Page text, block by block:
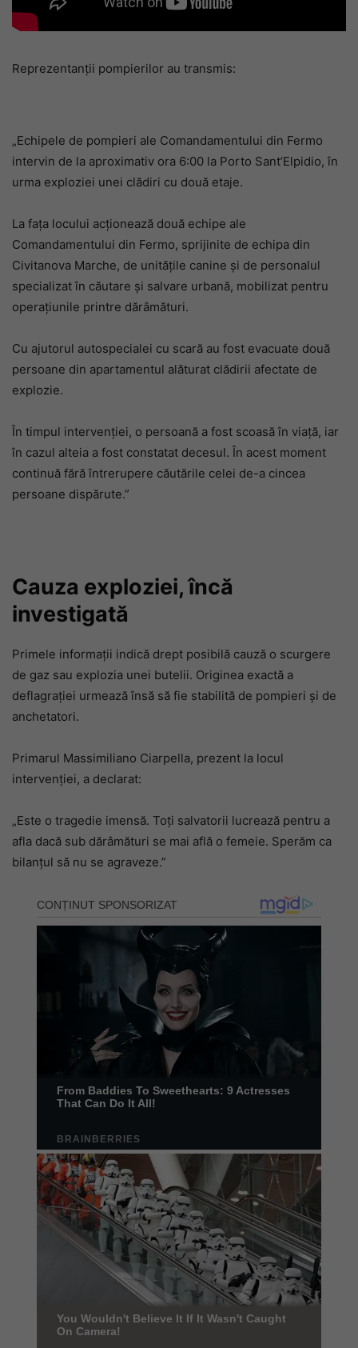
Reprezentanții pompierilor au transmis:
„Echipele de pompieri ale Comandamentului din Fermo
intervin de la aproximativ ora 6:00 la Porto Sant’Elpidio, în
urma exploziei unei clădiri cu două etaje.
La fața locului acționează două echipe ale
Comandamentului din Fermo, sprijinite de echipa din
Civitanova Marche, de unitățile canine și de personalul
specializat în căutare și salvare urbană, mobilizat pentru
operațiunile printre dărâmături.
Cu ajutorul autospecialei cu scară au fost evacuate două
persoane din apartamentul alăturat clădirii afectate de
explozie.
În timpul intervenției, o persoană a fost scoasă în viață, iar
în cazul alteia a fost constatat decesul. În acest moment
continuă fără întrerupere căutările celei de-a cincea
persoane dispărute.”
Cauza exploziei, încă
investigată
Primele informații indică drept posibilă cauză o scurgere
de gaz sau explozia unei butelii. Originea exactă a
deflagrației urmează însă să fie stabilită de pompieri și de
anchetatori.
Primarul Massimiliano Ciarpella, prezent la locul
intervenției, a declarat:
„Este o tragedie imensă. Toți salvatorii lucrează pentru a
afla dacă sub dărâmături se mai află o femeie. Sperăm ca
bilanțul să nu se agraveze.”